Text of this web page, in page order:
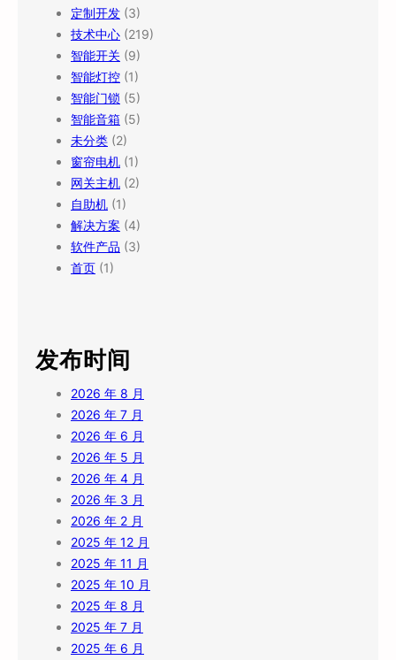
定制开发 (3)
技术中心 (219)
智能开关 (9)
智能灯控 (1)
智能门锁 (5)
智能音箱 (5)
未分类 (2)
窗帘电机 (1)
网关主机 (2)
自助机 (1)
解决方案 (4)
软件产品 (3)
首页 (1)
发布时间
2026 年 8 月
2026 年 7 月
2026 年 6 月
2026 年 5 月
2026 年 4 月
2026 年 3 月
2026 年 2 月
2025 年 12 月
2025 年 11 月
2025 年 10 月
2025 年 8 月
2025 年 7 月
2025 年 6 月